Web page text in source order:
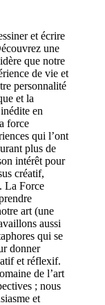
et écrire
une
que notre
de vie et
personnalité
et la
en
force
qui l’ont
plus de
intérêt pour
créatif,
La Force
art (une
aussi
qui se
donner
et réflexif.
de l’art
; nous
et